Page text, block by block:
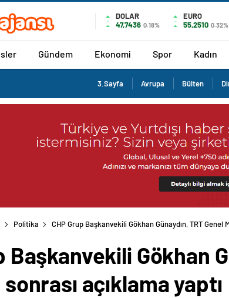
DOLAR
47,7436 0.18%
EURO
55,2510 0.32%
Gündem Ekonomi Spor Kadın
3.Sayfa Avrupa Bülten
Politika
CHP Grup Başkanvekili Gökhan Günaydın, TRT Genel
Başkanvekili Gökhan
açıklama yaptı